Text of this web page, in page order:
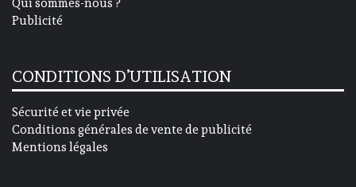
Publicité
CONDITIONS D’UTILISATION
Sécurité et vie privée
Conditions générales de vente de publicité
Mentions légales